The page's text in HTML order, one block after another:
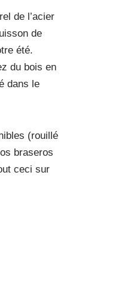
de l’acier
de
été.
du bois en
dans le
(rouillé
braseros
ceci sur